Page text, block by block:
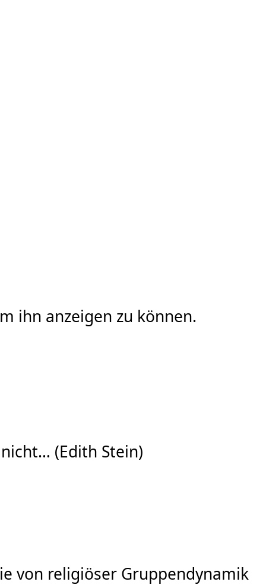
ihn anzeigen zu können.
(Edith Stein)
von religiöser Gruppendynamik